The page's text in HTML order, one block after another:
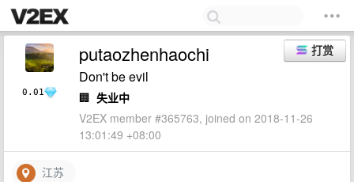
0.01
打赏
putaozhenhaochi
Don't be evil
🏢 失业中
V2EX member #365763, joined on 2018-11-26
13:01:49 +08:00
江苏